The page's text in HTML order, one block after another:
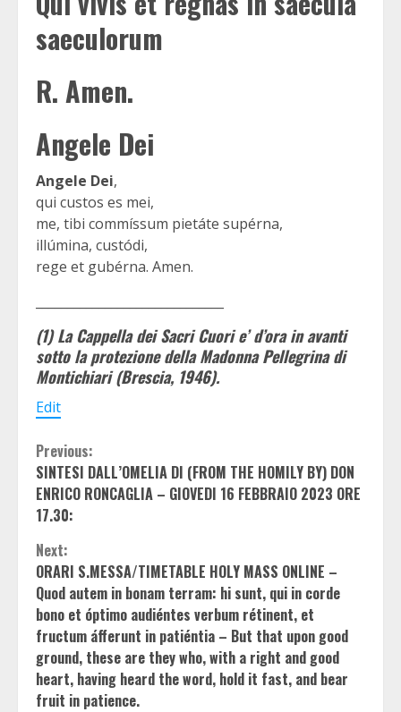
saeculorum
R. Amen.
Angele Dei
Angele Dei,
qui custos es mei,
me, tibi commíssum pietáte supérna,
illúmina, custódi,
rege et gubérna. Amen.
(1) La Cappella dei Sacri Cuori e’ d’ora in avanti
sotto la protezione della Madonna Pellegrina di
Montichiari (Brescia, 1946).
Edit
Continue
Reading
Previous:
SINTESI DALL’OMELIA DI (FROM THE HOMILY BY) DON
ENRICO RONCAGLIA – GIOVEDI 16 FEBBRAIO 2023 ORE
17.30:
Next:
ORARI S.MESSA/TIMETABLE HOLY MASS ONLINE –
Quod autem in bonam terram: hi sunt, qui in corde
bono et óptimo audiéntes verbum rétinent, et
fructum áfferunt in patiéntia – But that upon good
ground, these are they who, with a right and good
heart, having heard the word, hold it fast, and bear
fruit in patience.